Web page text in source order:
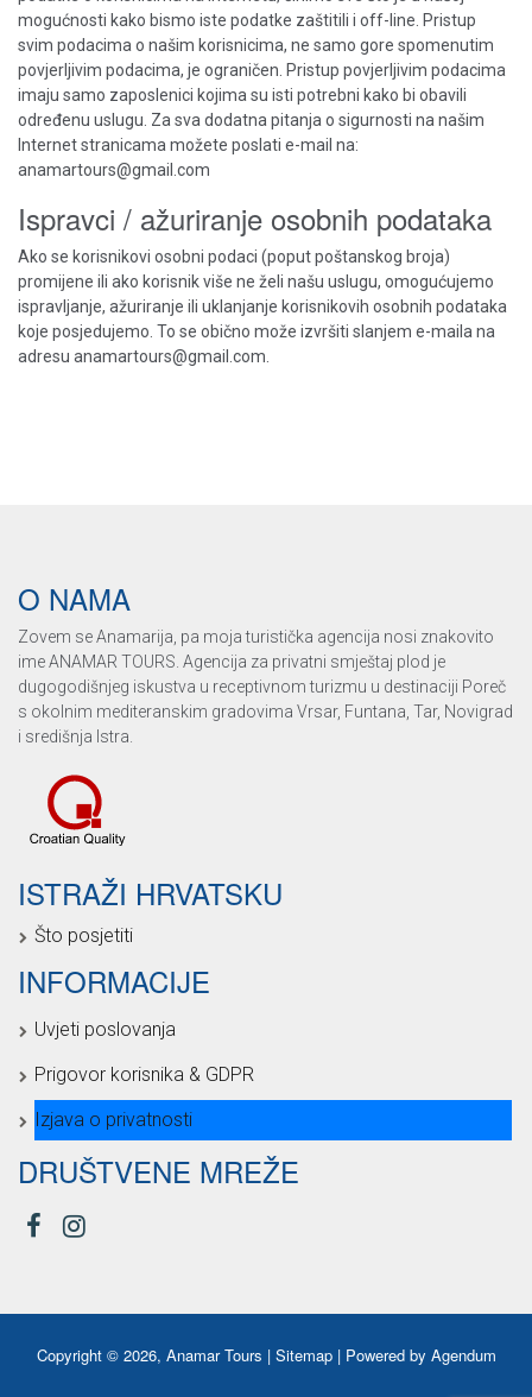
mogućnosti kako bismo iste podatke zaštitili i off-line. Pristup
svim podacima o našim korisnicima, ne samo gore spomenutim
povjerljivim podacima, je ograničen. Pristup povjerljivim podacima
imaju samo zaposlenici kojima su isti potrebni kako bi obavili
određenu uslugu. Za sva dodatna pitanja o sigurnosti na našim
Internet stranicama možete poslati e-mail na:
anamartours@gmail.com
Ispravci / ažuriranje osobnih podataka
Ako se korisnikovi osobni podaci (poput poštanskog broja)
promijene ili ako korisnik više ne želi našu uslugu, omogućujemo
ispravljanje, ažuriranje ili uklanjanje korisnikovih osobnih podataka
koje posjedujemo. To se obično može izvršiti slanjem e-maila na
adresu anamartours@gmail.com
O NAMA
Zovem se Anamarija, pa moja turistička agencija nosi znakovito
ime ANAMAR TOURS. Agencija za privatni smještaj plod je
dugogodišnjeg iskustva u receptivnom turizmu u destinaciji Poreč
s okolnim mediteranskim gradovima Vrsar, Funtana, Tar, Novigrad
i središnja Istra.
ISTRAŽI HRVATSKU
Što posjetiti
INFORMACIJE
Uvjeti poslovanja
Prigovor korisnika & GDPR
Izjava o privatnosti
DRUŠTVENE MREŽE
Copyright © 2026, Anamar Tours | Sitemap | Powered by Agendum